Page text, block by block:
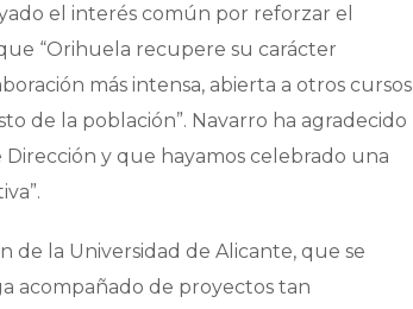
el interés común por reforzar el
“Orihuela recupere su carácter
más intensa, abierta a otros cursos
de la población”. Navarro ha agradecido
y que hayamos celebrado una
de la Universidad de Alicante, que se
acompañado de proyectos tan